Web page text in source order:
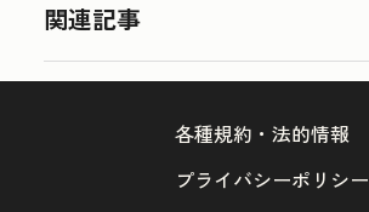
関連記事
各種規約・法的情報
プライバシーポリシー